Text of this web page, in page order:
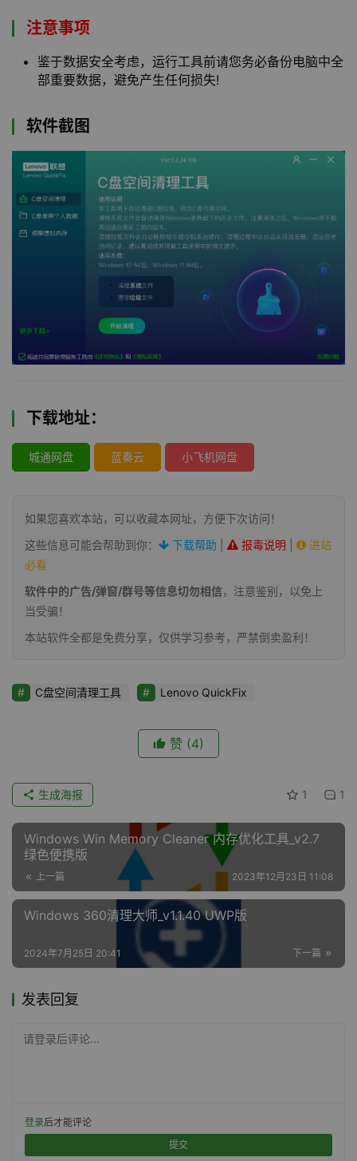
注意事项
鉴于数据安全考虑，运行工具前请您务必备份电脑中全
部重要数据，避免产生任何损失!
软件截图
下载地址：
城通网盘 蓝奏云 小飞机网盘
如果您喜欢本站，可以收藏本网址，方便下次访问！
这些信息可能会帮助到你：
下载帮助 报毒说明
进站
必看
软件中的广告/弹窗/群号等信息切勿相信，注意鉴别，以免上
当受骗！
本站软件全都是免费分享，仅供学习参考，严禁倒卖盈利！
C盘空间清理工具 Lenovo QuickFix
赞 (4)
1 1
生成海报
Windows Win Memory Cleaner 内存优化工具_v2.7
绿色便携版
上一篇 2023年12月23日 11:08
Windows 360清理大师_v1.1.40 UWP版
下一篇
2024年7月25日 20:41
发表回复
请登录后评论...
登录后才能评论
提交